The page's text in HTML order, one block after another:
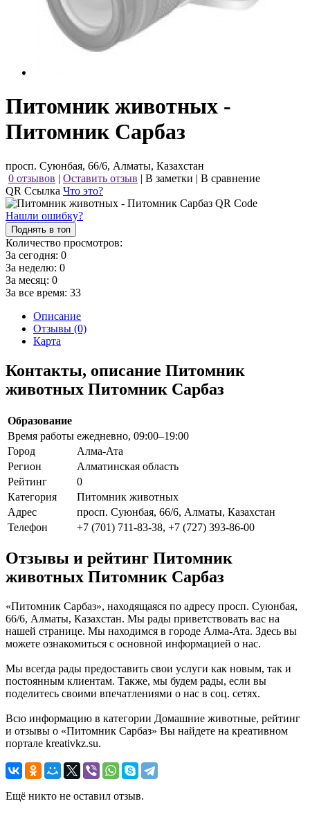
Питомник животных -
Питомник Сарбаз
просп. Суюнбая, 66/6, Алматы, Казахстан
0 отзывов | Оставить отзыв | В заметки | В сравнение
QR Ссылка Что это?
Нашли ошибку?
Поднять в топ
Количество просмотров:
За сегодня: 0
За неделю: 0
За месяц: 0
За все время: 33
Описание
Отзывы (0)
Карта
Контакты, описание Питомник
животных Питомник Сарбаз
Образование
Время работы ежедневно, 09:00–19:00
Город
Алма-Ата
Регион
Алматинская область
Рейтинг
0
Категория
Питомник животных
Адрес
просп. Суюнбая, 66/6, Алматы, Казахстан
Телефон
+7 (701) 711-83-38, +7 (727) 393-86-00
Отзывы и рейтинг Питомник
животных Питомник Сарбаз
«Питомник Сарбаз», находящаяся по адресу просп. Суюнбая,
66/6, Алматы, Казахстан. Мы рады приветствовать вас на
нашей странице. Мы находимся в городе Алма-Ата. Здесь вы
можете ознакомиться с основной информацией о нас.
Мы всегда рады предоставить свои услуги как новым, так и
постоянным клиентам. Также, мы будем рады, если вы
поделитесь своими впечатлениями о нас в соц. сетях.
Всю информацию в категории Домашние животные, рейтинг
и отзывы о «Питомник Сарбаз» Вы найдете на креативном
портале kreativkz.su.
Ещё никто не оставил отзыв.